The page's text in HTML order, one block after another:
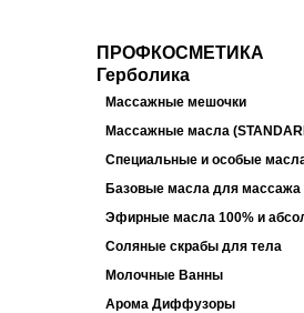
ПРОФКОСМЕТИКА
Герболика
Массажные мешочки
Массажные масла
Специальные и особые
Базовые масла для массажа
Эфирные масла 100% и
Соляные скрабы для тела
Молочные Ванны
Арома Диффузоры